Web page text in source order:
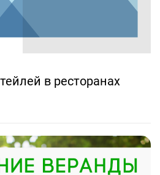
в ресторанах